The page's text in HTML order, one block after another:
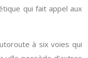
qui fait appel aux
à six voies qui